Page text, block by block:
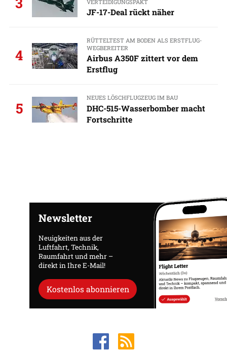
VERTEIDIGUNGSPAKT
JF-17-Deal rückt näher
4
RÜTTELTEST AM BODEN ALS ERSTFLUG-
WEGBEREITER
Airbus A350F zittert vor dem
Erstflug
5
NEUES LÖSCHFLUGZEUG IM BAU
DHC-515-Wasserbomber macht
Fortschritte
Newsletter
Neuigkeiten aus der
Luftfahrt, Technik,
Raumfahrt und mehr –
direkt in Ihre E-Mail!
Kostenlos abonnieren